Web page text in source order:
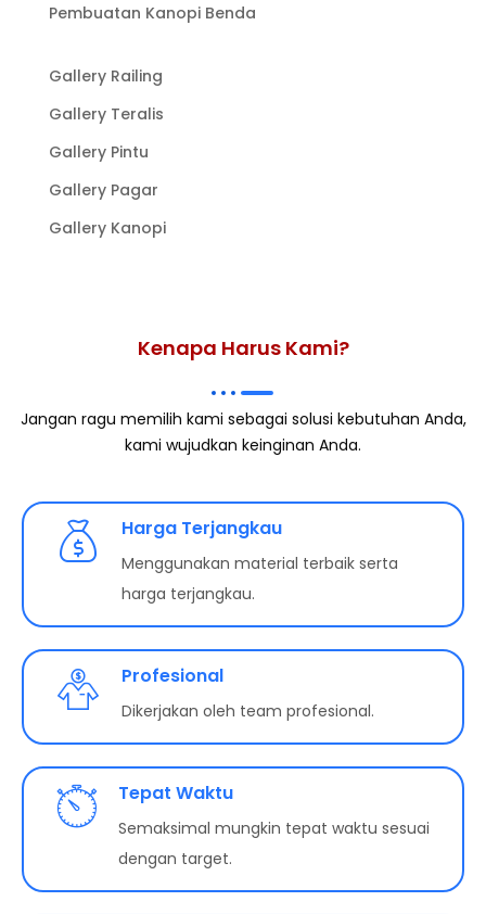
Pembuatan Kanopi Benda
Gallery Railing
Gallery Teralis
Gallery Pintu
Gallery Pagar
Gallery Kanopi
Kenapa Harus Kami?
Jangan ragu memilih kami sebagai solusi kebutuhan Anda,
kami wujudkan keinginan Anda.
Harga Terjangkau
Menggunakan material terbaik serta
harga terjangkau.
Profesional
Dikerjakan oleh team profesional.
Tepat Waktu
Semaksimal mungkin tepat waktu sesuai
dengan target.